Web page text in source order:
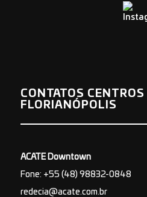
CONTATOS
FLORIANÓPOLIS
ACATE Downtown
Fone: +55 (48) 98832-0848
redecia@acate.com.br